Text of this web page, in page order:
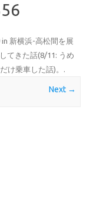
in 新横浜-高松間を展
てきた話(8/11: うめ
け乗車した話)。 .
Next →